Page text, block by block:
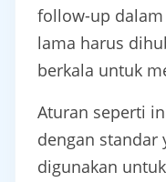
follow-up dalam
lama harus
berkala untuk
Aturan seperti
dengan standar
digunakan